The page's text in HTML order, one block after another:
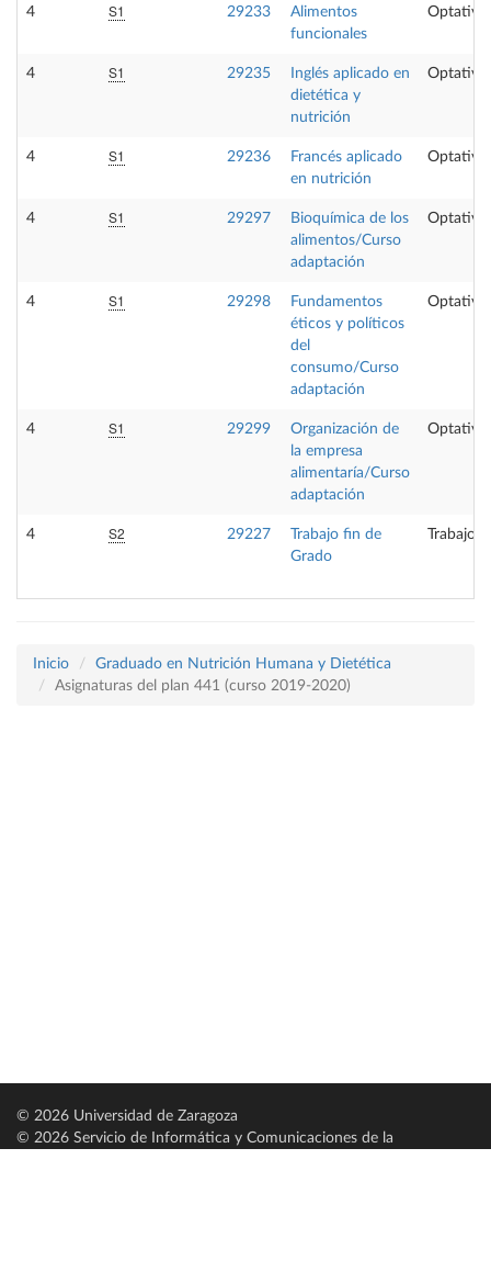
4 S1 29233
Alimentos
funcionales
Optativa
4 S1 29235
Inglés aplicado en
dietética y
nutrición
Optativa
4 S1 29236
Francés aplicado
en nutrición
Optativa
4 S1 29297
Bioquímica de los
alimentos/Curso
adaptación
Optativa
4 S1 29298
Fundamentos
éticos y políticos
del
consumo/Curso
adaptación
Optativa
4 S1 29299
Organización de
la empresa
alimentaría/Curso
adaptación
Optativa
4 S2 29227
Trabajo fin de
Grado
Trabajo
Inicio
Graduado en Nutrición Humana y Dietética
Asignaturas del plan 441 (curso 2019-2020)
© 2026 Universidad de Zaragoza
© 2026 Servicio de Informática y Comunicaciones de la